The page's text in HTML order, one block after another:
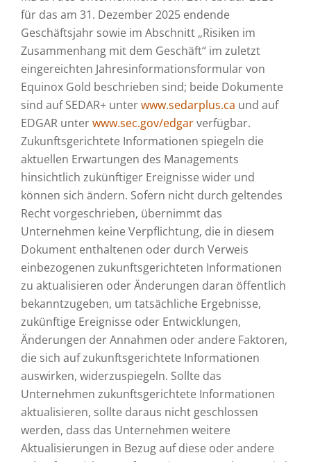
für das am 31. Dezember 2025 endende
Geschäftsjahr sowie im Abschnitt „Risiken im
Zusammenhang mit dem Geschäft“ im zuletzt
eingereichten Jahresinformationsformular von
Equinox Gold beschrieben sind; beide Dokumente
sind auf SEDAR+ unterwww.sedarplus.ca und auf
EDGAR unterwww.sec.gov/edgarverfügbar.
Zukunftsgerichtete Informationen spiegeln die
aktuellen Erwartungen des Managements
hinsichtlich zukünftiger Ereignisse wider und
können sich ändern. Sofern nicht durch geltendes
Recht vorgeschrieben, übernimmt das
Unternehmen keine Verpflichtung, die in diesem
Dokument enthaltenen oder durch Verweis
einbezogenen zukunftsgerichteten Informationen
zu aktualisieren oder Änderungen daran öffentlich
bekanntzugeben, um tatsächliche Ergebnisse,
zukünftige Ereignisse oder Entwicklungen,
Änderungen der Annahmen oder andere Faktoren,
die sich auf zukunftsgerichtete Informationen
auswirken, widerzuspiegeln. Sollte das
Unternehmen zukunftsgerichtete Informationen
aktualisieren, sollte daraus nicht geschlossen
werden, dass das Unternehmen weitere
Aktualisierungen in Bezug auf diese oder andere